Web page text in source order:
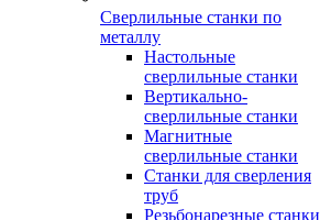
Сверлильные станки по
металлу
Настольные
сверлильные станки
Вертикально-
сверлильные станки
Магнитные
сверлильные станки
Станки для сверления
труб
Резьбонарезные станки